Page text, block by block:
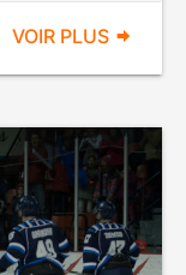
VOIR PLUS